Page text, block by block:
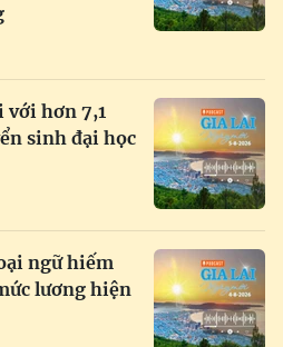
với hơn 7,1
sinh đại học
ngữ hiếm
lương hiện